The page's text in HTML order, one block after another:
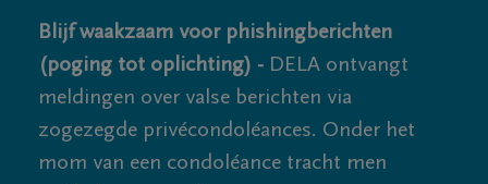
Blijf waakzaam voor phishingberichten
(poging tot oplichting) - DELA ontvangt
meldingen over valse berichten via
zogezegde privécondoléances. Onder het
mom van een condoléance tracht men